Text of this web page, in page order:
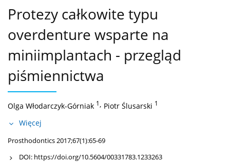
Protezy całkowite typu
overdenture wsparte na
miniimplantach - przegląd
piśmiennictwa
Olga Włodarczyk-Górniak 1, Piotr Ślusarski 1
Więcej
Prosthodontics 2017;67(1):65-69
DOI: https://doi.org/10.5604/00331783.1233263